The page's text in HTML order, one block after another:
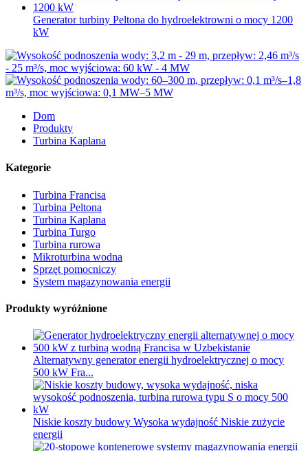
Generator turbiny Peltona do hydroelektrowni o mocy 1200
kW
Dom
Produkty
Turbina Kaplana
Kategorie
Turbina Francisa
Turbina Peltona
Turbina Kaplana
Turbina Turgo
Turbina rurowa
Mikroturbina wodna
Sprzęt pomocniczy
System magazynowania energii
Produkty wyróżnione
Alternatywny generator energii hydroelektrycznej o mocy
500 kW Fra...
Niskie koszty budowy Wysoka wydajność Niskie zużycie
energii